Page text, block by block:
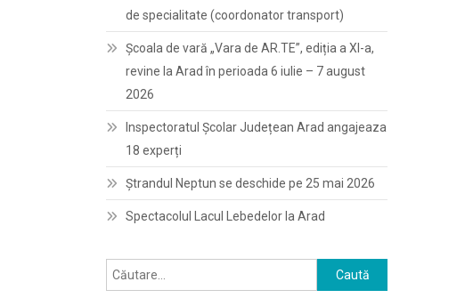
de specialitate (coordonator transport)
Școala de vară „Vara de AR.TE”, ediția a XI-a,
revine la Arad în perioada 6 iulie – 7 august
2026
Inspectoratul Școlar Județean Arad angajeaza
18 experți
Ștrandul Neptun se deschide pe 25 mai 2026
Spectacolul Lacul Lebedelor la Arad
Caută
după: